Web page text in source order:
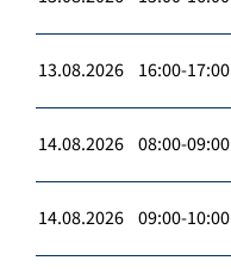
13.08.2026 16:00-17:00
14.08.2026 08:00-09:00
14.08.2026 09:00-10:00